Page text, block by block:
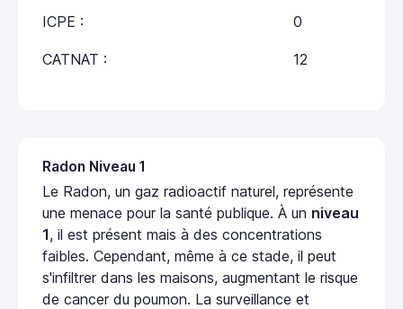
ICPE : 0
CATNAT : 12
Radon Niveau 1
Le Radon, un gaz radioactif naturel, représente
une menace pour la santé publique. À un niveau
1, il est présent mais à des concentrations
faibles. Cependant, même à ce stade, il peut
s'infiltrer dans les maisons, augmentant le risque
de cancer du poumon. La surveillance et